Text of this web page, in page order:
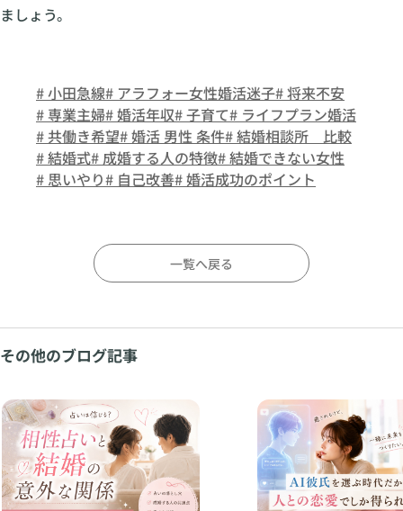
ましょう。
# 小田急線# アラフォー女性婚活迷子# 将来不安
# 専業主婦# 婚活年収# 子育て# ライフプラン婚活
# 共働き希望# 婚活 男性 条件# 結婚相談所 比較
# 結婚式# 成婚する人の特徴# 結婚できない女性
# 思いやり# 自己改善# 婚活成功のポイント
一覧へ戻る
その他のブログ記事